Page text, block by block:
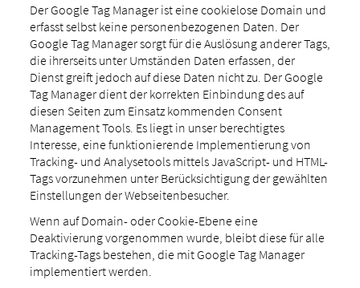
Der Google Tag Manager ist eine cookielose Domain und
erfasst selbst keine personenbezogenen Daten. Der
Google Tag Manager sorgt für die Auslösung anderer Tags,
die ihrerseits unter Umständen Daten erfassen, der
Dienst greift jedoch auf diese Daten nicht zu. Der Google
Tag Manager dient der korrekten Einbindung des auf
diesen Seiten zum Einsatz kommenden Consent
Management Tools. Es liegt in unser berechtigtes
Interesse, eine funktionierende Implementierung von
Tracking- und Analysetools mittels JavaScript- und HTML-
Tags vorzunehmen unter Berücksichtigung der gewählten
Einstellungen der Webseitenbesucher.
Wenn auf Domain- oder Cookie-Ebene eine
Deaktivierung vorgenommen wurde, bleibt diese für alle
Tracking-Tags bestehen, die mit Google Tag Manager
implementiert werden.